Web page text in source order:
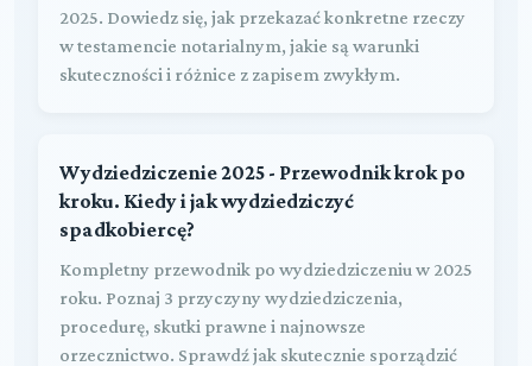
2025. Dowiedz się, jak przekazać konkretne rzeczy
w testamencie notarialnym, jakie są warunki
skuteczności i różnice z zapisem zwykłym.
Wydziedziczenie 2025 - Przewodnik krok po
kroku. Kiedy i jak wydziedziczyć
spadkobiercę?
Kompletny przewodnik po wydziedziczeniu w 2025
roku. Poznaj 3 przyczyny wydziedziczenia,
procedurę, skutki prawne i najnowsze
orzecznictwo. Sprawdź jak skutecznie sporządzić